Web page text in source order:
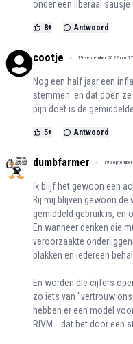
onder een liberaal sausje
8+ Antwoord
cootje 19 september 2022 om
Nog een half jaar een
stemmen .en dat doen
pijn doet is de
5+ Antwoord
dumbfarmer 19
Ik blijf het gewoon een
Bij mij blijven gewoon de
gemiddeld gebruik is, en
En wanneer denken die
veroorzaakte
plakken en iedereen
En worden die cijfers
zo iets van "vertrouw
hebben er een model
RIVM .. dat het door een